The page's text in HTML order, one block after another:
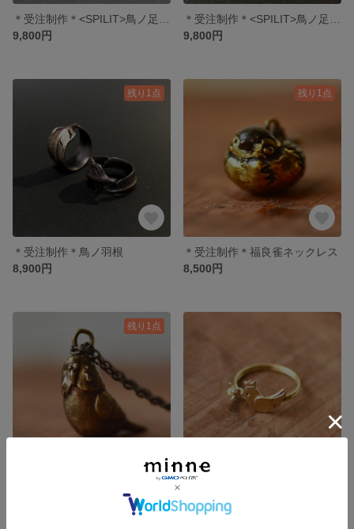
9,800円
9,800円
残り1点
＊受注制作＊鳥ノ羽根
8,900円
残り1点
＊受注制作＊福良雀ネックレス
8,500円
残り1点
＊受注制作＊セキセイさんネックレス
7,600円